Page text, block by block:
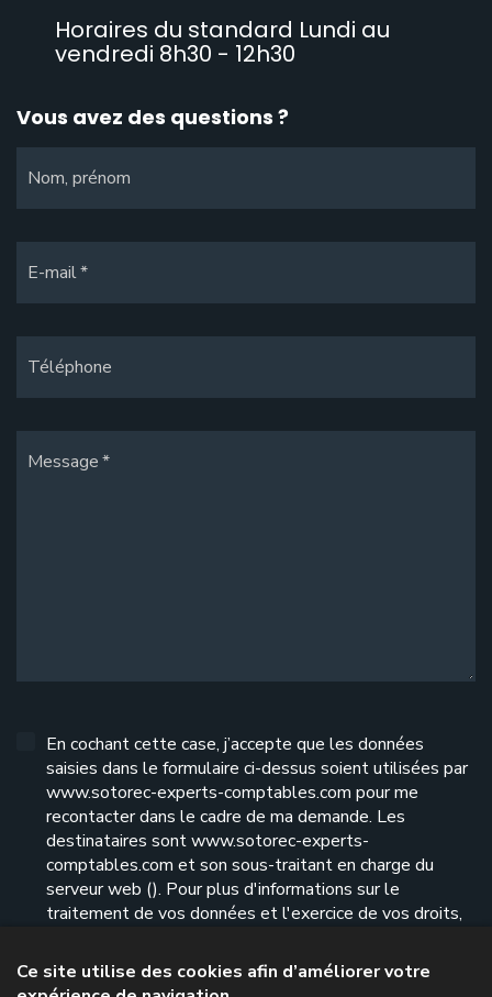
Horaires du standard Lundi au
vendredi 8h30 - 12h30
Vous avez des questions ?
Nom, prénom
E-mail
Téléphone
Message
En cochant cette case, j’accepte que les données
saisies dans le formulaire ci-dessus soient utilisées par
www.sotorec-experts-comptables.com pour me
recontacter dans le cadre de ma demande. Les
destinataires sont www.sotorec-experts-
comptables.com et son sous-traitant en charge du
serveur web (). Pour plus d'informations sur le
traitement de vos données et l'exercice de vos droits,
Ce site utilise des cookies afin d’améliorer votre